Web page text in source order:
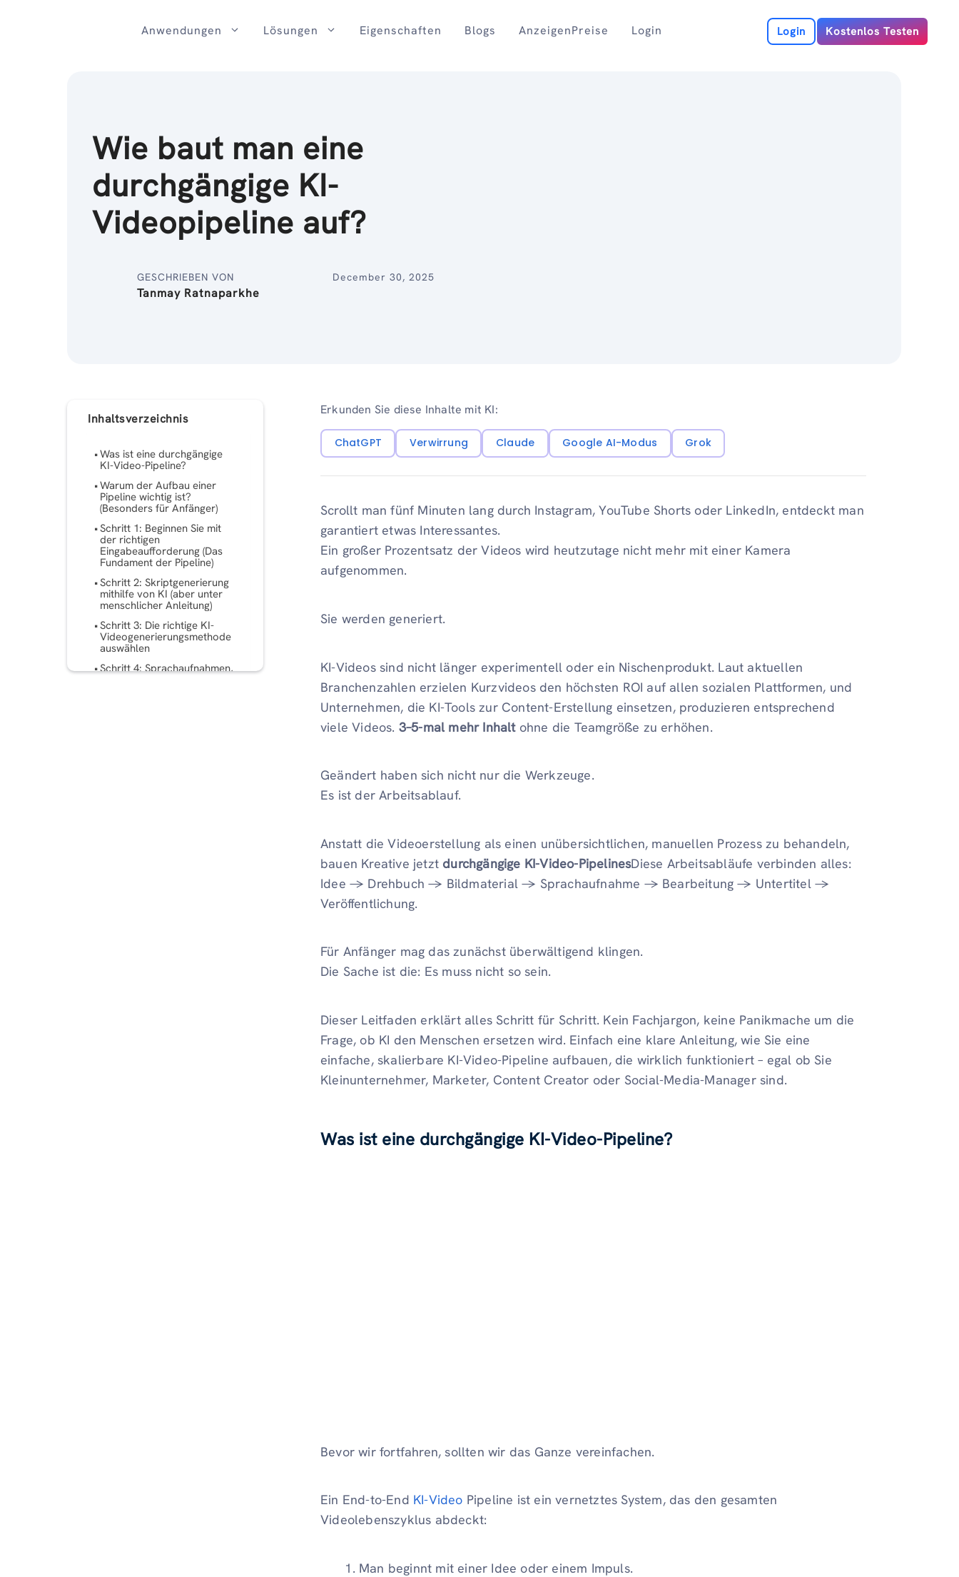
Anwendungen Lösungen Eigenschaften Blogs AnzeigenPreise Login Login Kostenlos Testen
Wie baut man eine
durchgängige KI-
Videopipeline auf?
GESCHRIEBEN VON
Tanmay Ratnaparkhe
December 30, 2025
Inhaltsverzeichnis
Was ist eine durchgängige
KI-Video-Pipeline?
Warum der Aufbau einer
Pipeline wichtig ist?
(Besonders für Anfänger)
Schritt 1: Beginnen Sie mit
der richtigen
Eingabeaufforderung (Das
Fundament der Pipeline)
Schritt 2: Skriptgenerierung
mithilfe von KI (aber unter
menschlicher Anleitung)
Schritt 3: Die richtige KI-
Videogenerierungsmethode
auswählen
Schritt 4: Sprachaufnahmen,
Erkunden Sie diese Inhalte mit KI:
ChatGPT Verwirrung Claude Google AI-Modus Grok
Scrollt man fünf Minuten lang durch Instagram, YouTube Shorts oder LinkedIn, entdeckt man
garantiert etwas Interessantes.
Ein großer Prozentsatz der Videos wird heutzutage nicht mehr mit einer Kamera
aufgenommen.
Sie werden generiert.
KI-Videos sind nicht länger experimentell oder ein Nischenprodukt. Laut aktuellen
Branchenzahlen erzielen Kurzvideos den höchsten ROI auf allen sozialen Plattformen, und
Unternehmen, die KI-Tools zur Content-Erstellung einsetzen, produzieren entsprechend
viele Videos. 3–5-mal mehr Inhaltohne die Teamgröße zu erhöhen.
Geändert haben sich nicht nur die Werkzeuge.
Es ist der Arbeitsablauf.
Anstatt die Videoerstellung als einen unübersichtlichen, manuellen Prozess zu behandeln,
bauen Kreative jetzt durchgängige KI-Video-PipelinesDiese Arbeitsabläufe verbinden alles:
Idee → Drehbuch → Bildmaterial → Sprachaufnahme → Bearbeitung → Untertitel →
Veröffentlichung.
Für Anfänger mag das zunächst überwältigend klingen.
Die Sache ist die: Es muss nicht so sein.
Dieser Leitfaden erklärt alles Schritt für Schritt. Kein Fachjargon, keine Panikmache um die
Frage, ob KI den Menschen ersetzen wird. Einfach eine klare Anleitung, wie Sie eine
einfache, skalierbare KI-Video-Pipeline aufbauen, die wirklich funktioniert – egal ob Sie
Kleinunternehmer, Marketer, Content Creator oder Social-Media-Manager sind.
Was ist eine durchgängige KI-Video-Pipeline?
Bevor wir fortfahren, sollten wir das Ganze vereinfachen.
Ein End-to-End KI-Video Pipeline ist ein vernetztes System, das den gesamten
Videolebenszyklus abdeckt:
Man beginnt mit einer Idee oder einem Impuls.